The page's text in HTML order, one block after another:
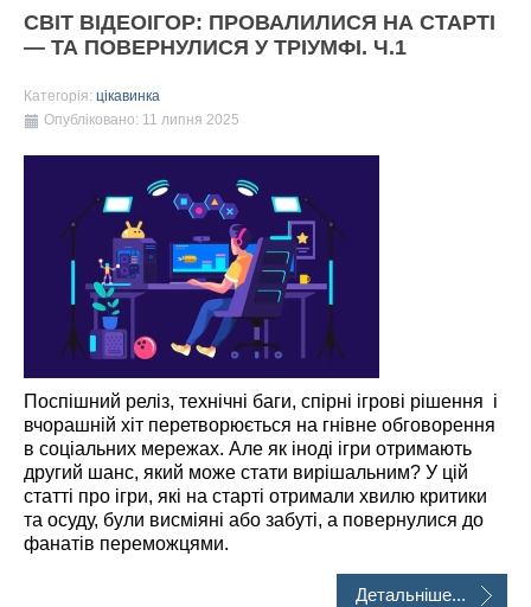
СВІТ ВІДЕОІГОР: ПРОВАЛИЛИСЯ НА СТАРТІ
— ТА ПОВЕРНУЛИСЯ У ТРІУМФІ. Ч.1
Категорія: цікавинка
Опубліковано: 11 липня 2025
Поспішний реліз, технічні баги, спірні ігрові рішення і
вчорашній хіт перетворюється на гнівне обговорення
в соціальних мережах. Але як іноді ігри отримають
другий шанс, який може стати вирішальним? У цій
статті про ігри, які на старті отримали хвилю критики
та осуду, були висміяні або забуті, а повернулися до
фанатів переможцями.
Детальніше...